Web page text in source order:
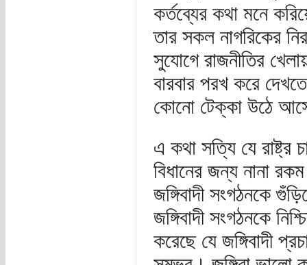
কর্তব্যের কথা মনে
তার সকল নাগরিকের
সুযোগে রাজনীতির
বারবার পরখ করে
কোনো টেক্কা উঠে
এ কথা সত্যি যে রাষ্ট্র
বিধানের জন্য নানা
জঙ্গিবাদী সংগঠনকে
জঙ্গিবাদী সংগঠনকে
করেছে যে জঙ্গিবাদী